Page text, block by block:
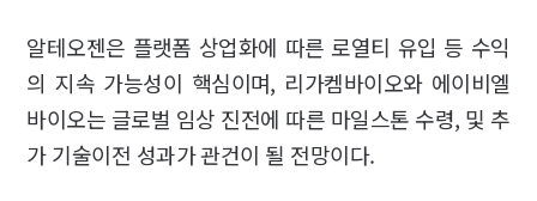
알테오젠은 플랫폼 상업화에 따른 로열티 유입 등 수익
의 지속 가능성이 핵심이며, 리가켐바이오와 에이비엘
바이오는 글로벌 임상 진전에 따른 마일스톤 수령, 및 추
가 기술이전 성과가 관건이 될 전망이다.